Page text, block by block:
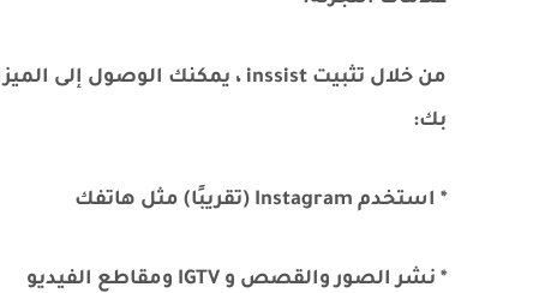
بك:
* استخدم Instagram (تقريبًا) مثل هاتفك
* نشر الصور والقصص و IGTV ومقاطع الفيديو